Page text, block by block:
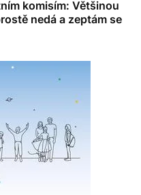
komisím: Většinou
nedá a zeptám se